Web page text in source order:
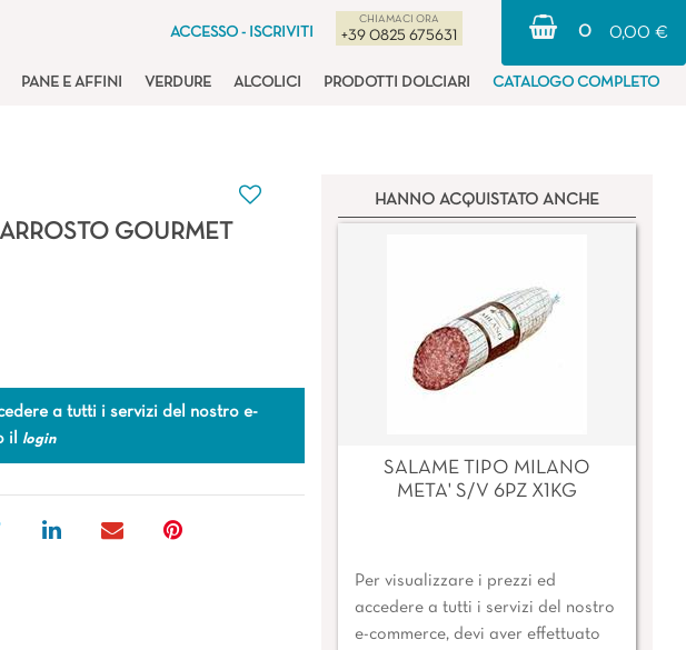
ACCESSO - ISCRIVITI
CHIAMACI ORA
+39 0825 675631 0 0,00 €
PANE E AFFINI VERDURE ALCOLICI PRODOTTI DOLCIARI CATALOGO COMPLETO
GOURMET
a tutti i servizi del nostro e-
il login
HANNO ACQUISTATO ANCHE
SALAME TIPO MILANO
META' S/V 6PZ X1KG
Per visualizzare i prezzi ed
accedere a tutti i servizi del nostro
e-commerce, devi aver effettuato